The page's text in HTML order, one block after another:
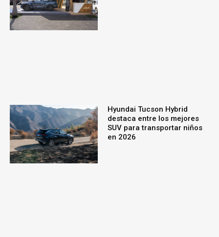
Hyundai Tucson Hybrid
destaca entre los mejores
SUV para transportar niños
en 2026